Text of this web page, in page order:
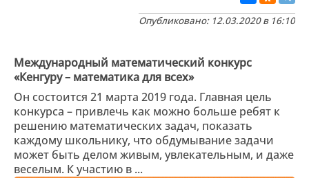
Опубликовано: 12.03.2020 в 16:10
Международный математический конкурс
«Кенгуру – математика для всех»
Он состоится 21 марта 2019 года. Главная цель
конкурса – привлечь как можно больше ребят к
решению математических задач, показать
каждому школьнику, что обдумывание задачи
может быть делом живым, увлекательным, и даже
веселым. К участию в ...